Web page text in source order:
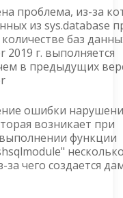
проблема, из-за
из sys.database
баз
2019 г. выполняется
в предыдущих
ошибки
возникает при
функции
за чего создается